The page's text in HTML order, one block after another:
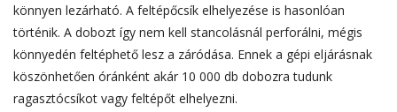
könnyen lezárható. A feltépőcsík elhelyezése is hasonlóan
történik. A dobozt így nem kell stancolásnál perforálni, mégis
könnyedén feltéphető lesz a záródása. Ennek a gépi eljárásnak
köszönhetően óránként akár 10 000 db dobozra tudunk
ragasztócsíkot vagy feltépőt elhelyezni.